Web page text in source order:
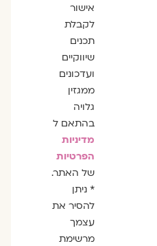
אישור
לקבלת
תכנים
שיווקיים
ועדכונים
ממגזין
גלויה
בהתאם ל
מדיניות
הפרטיות
של האתר.
* ניתן
להסיר את
עצמך
מרשימת